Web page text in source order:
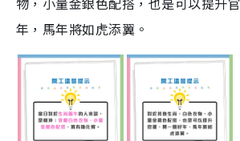
年，馬年將如虎添翼。